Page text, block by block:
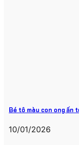
Bé tô màu con ong ấn
10/01/2026